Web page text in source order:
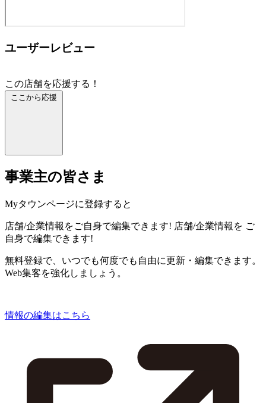
ユーザーレビュー
この店舗を応援する！
ここから応援
事業主の皆さま
Myタウンページに登録すると
店舗/企業情報をご自身で編集できます! 店舗/企業情報を ご
自身で編集できます!
無料登録で、いつでも何度でも自由に更新・編集できます。
Web集客を強化しましょう。
情報の編集はこちら